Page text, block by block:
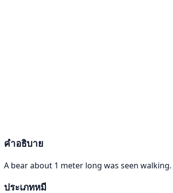
คำอธิบาย
A bear about 1 meter long was seen walking.
ประเภทหมี